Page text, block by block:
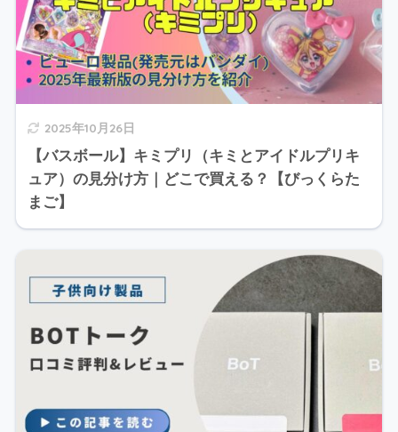
2025年10月26日
【バスボール】キミプリ（キミとアイドルプリキ
ュア）の見分け方｜どこで買える？【びっくらた
まご】